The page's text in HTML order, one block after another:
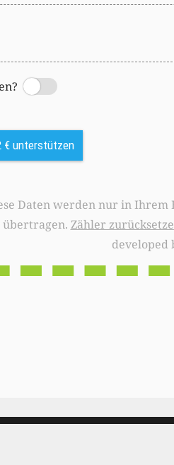
€ unterstützen
übertragen. Zähler
developed